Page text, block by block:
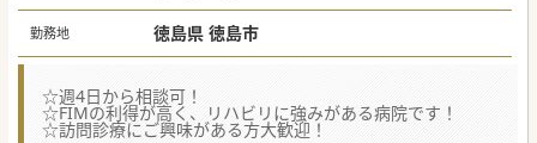
勤務地 徳島県 徳島市
☆週4日から相談可！
☆FIMの利得が高く、リハビリに強みがある病院です！
☆訪問診療にご興味がある方大歓迎！